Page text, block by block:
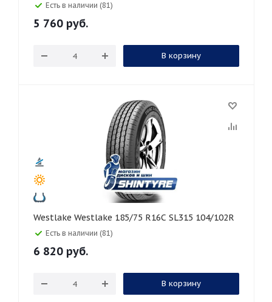
Есть в наличии (81)
5 760 руб.
В корзину
Westlake Westlake 185/75 R16C SL315 104/102R
Есть в наличии (81)
6 820 руб.
В корзину